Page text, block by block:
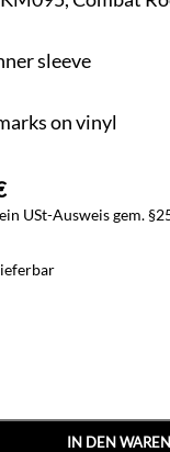
sleeve
on vinyl
USt-Ausweis gem.
IN DEN